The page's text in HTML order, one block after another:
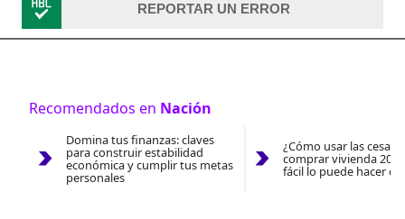
REPORTAR UN ERROR
Recomendados en Nación
Domina tus finanzas: claves
para construir estabilidad
económica y cumplir tus metas
personales
¿Cómo usar las
comprar vivienda
fácil lo puede hacer